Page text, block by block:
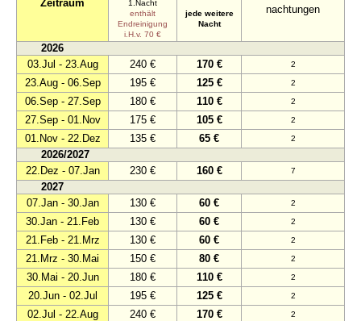
Zeitraum
nachtungen
1.Nacht
enthält
Endreinigung
i.H.v. 70 €
jede weitere
Nacht
2026
03.Jul - 23.Aug
240 € 170 € 2
23.Aug - 06.Sep 195 € 125 € 2
06.Sep - 27.Sep 180 € 110 € 2
27.Sep - 01.Nov 175 € 105 € 2
01.Nov - 22.Dez 135 € 65 € 2
2026/2027
22.Dez - 07.Jan
230 € 160 € 7
2027
07.Jan - 30.Jan
130 € 60 € 2
30.Jan - 21.Feb 130 € 60 € 2
21.Feb - 21.Mrz 130 € 60 € 2
21.Mrz - 30.Mai 150 € 80 € 2
30.Mai - 20.Jun 180 € 110 € 2
20.Jun - 02.Jul 195 € 125 € 2
02.Jul - 22.Aug 240 € 170 € 2